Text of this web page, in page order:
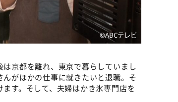
©ABCテレビ
京都を離れ、東京で暮らしていまし
がほかの仕事に就きたいと退職。そ
す。そして、夫婦はかき氷専門店を